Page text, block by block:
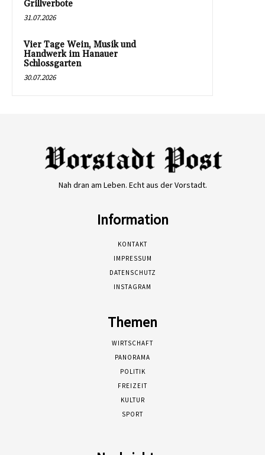
Grillverbote
31.07.2026
Vier Tage Wein, Musik und
Handwerk im Hanauer
Schlossgarten
30.07.2026
Nah dran am Leben. Echt aus der Vorstadt.
Information
KONTAKT
IMPRESSUM
DATENSCHUTZ
INSTAGRAM
Themen
WIRTSCHAFT
PANORAMA
POLITIK
FREIZEIT
KULTUR
SPORT